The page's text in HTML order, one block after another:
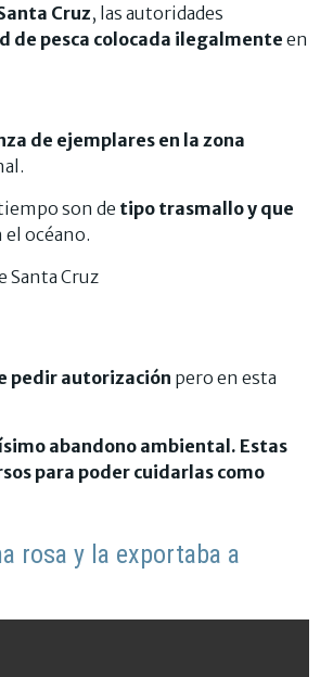
Cruz, las autoridades
de pesca colocada ilegalmenteen
de ejemplares en la zona
son de tipo trasmallo y que
el océano.
pedir autorización pero en esta
abandono ambiental. Estas
para poder cuidarlas como
rosa y la exportaba a